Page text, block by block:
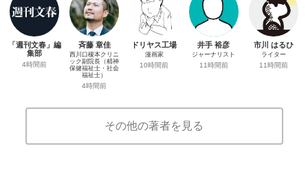
「週刊文春」編
集部
4時間前
斉藤 章佳
西川口榎本クリニ
ック副院長（精神
保健福祉士・社会
福祉士）
4時間前
ドリヤス工場
漫画家
10時間前
井手 裕彦
ジャーナリスト
11時間前
市川 はるひ
ライター
11時間前
その他の著者を見る